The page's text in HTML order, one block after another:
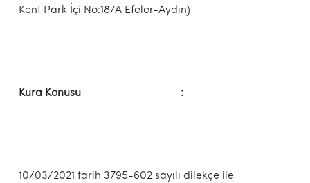
Kent Park İçi No:18/A Efeler-Aydın)
Kura Konusu :
10/03/2021 tarih 3795-602 sayılı dilekçe ile